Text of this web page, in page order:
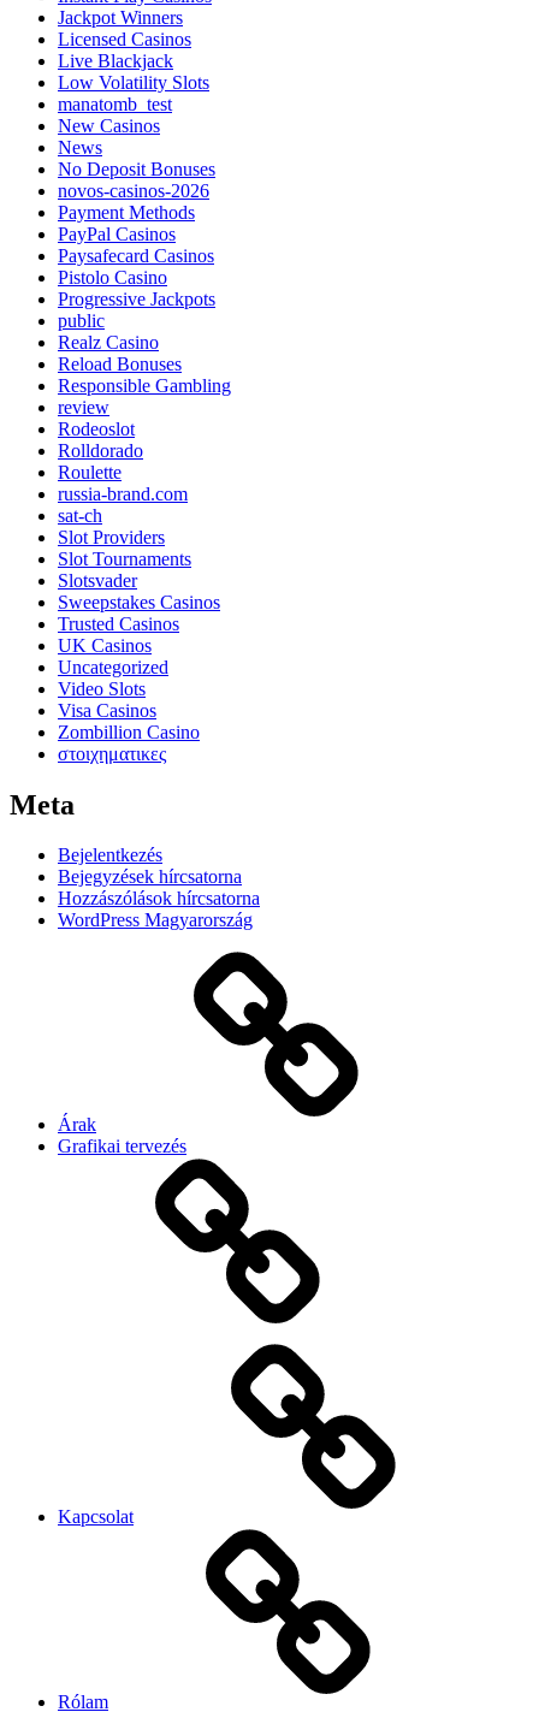
Jackpot Winners
Licensed Casinos
Live Blackjack
Low Volatility Slots
manatomb_test
New Casinos
News
No Deposit Bonuses
novos-casinos-2026
Payment Methods
PayPal Casinos
Paysafecard Casinos
Pistolo Casino
Progressive Jackpots
public
Realz Casino
Reload Bonuses
Responsible Gambling
review
Rodeoslot
Rolldorado
Roulette
russia-brand.com
sat-ch
Slot Providers
Slot Tournaments
Slotsvader
Sweepstakes Casinos
Trusted Casinos
UK Casinos
Uncategorized
Video Slots
Visa Casinos
Zombillion Casino
στοιχηματικες
Meta
Bejelentkezés
Bejegyzések hírcsatorna
Hozzászólások hírcsatorna
WordPress Magyarország
Árak
Grafikai tervezés
Kapcsolat
Rólam